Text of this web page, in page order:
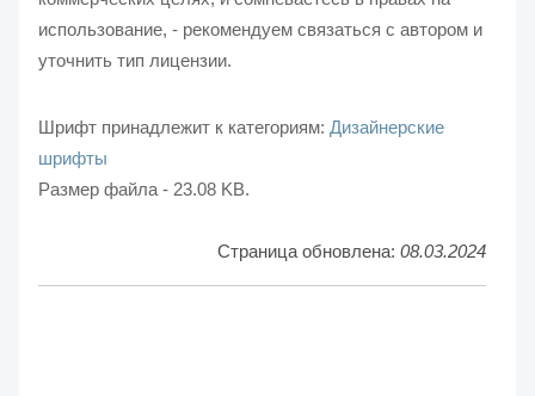
использование, - рекомендуем связаться с автором и
уточнить тип лицензии.
Шрифт принадлежит к категориям: Дизайнерские
шрифты
Размер файла - 23.08 KB.
Страница обновлена: 08.03.2024